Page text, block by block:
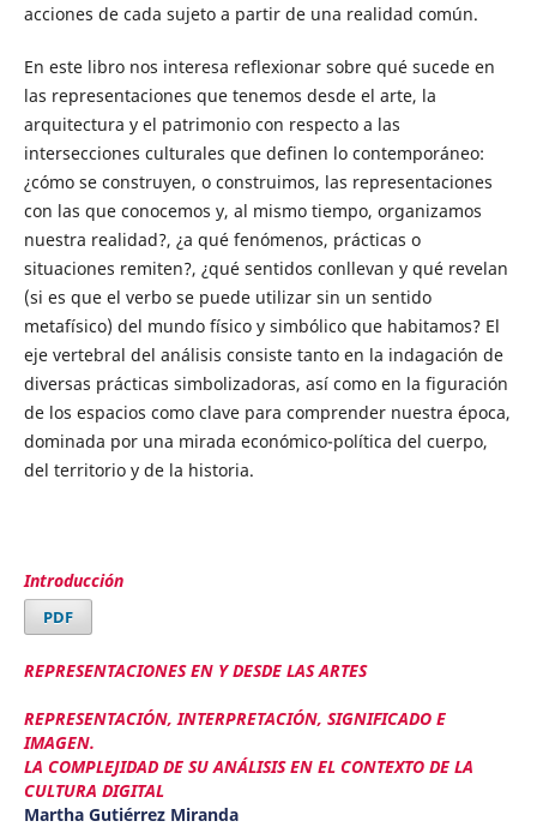
acciones de cada sujeto a partir de una realidad común.
En este libro nos interesa reflexionar sobre qué sucede en
las representaciones que tenemos desde el arte, la
arquitectura y el patrimonio con respecto a las
intersecciones culturales que definen lo contemporáneo:
¿cómo se construyen, o construimos, las representaciones
con las que conocemos y, al mismo tiempo, organizamos
nuestra realidad?, ¿a qué fenómenos, prácticas o
situaciones remiten?, ¿qué sentidos conllevan y qué revelan
(si es que el verbo se puede utilizar sin un sentido
metafísico) del mundo físico y simbólico que habitamos? El
eje vertebral del análisis consiste tanto en la indagación de
diversas prácticas simbolizadoras, así como en la figuración
de los espacios como clave para comprender nuestra época,
dominada por una mirada económico-política del cuerpo,
del territorio y de la historia.
Introducción
PDF
REPRESENTACIONES EN Y DESDE LAS ARTES
REPRESENTACIÓN, INTERPRETACIÓN, SIGNIFICADO E
IMAGEN.
LA COMPLEJIDAD DE SU ANÁLISIS EN EL CONTEXTO DE LA
CULTURA DIGITAL
Martha Gutiérrez Miranda